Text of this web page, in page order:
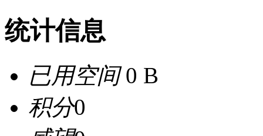
统计信息
已用空间0 B
积分0